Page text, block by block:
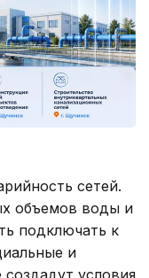
сетей.
объемов воды и
подключать к
и